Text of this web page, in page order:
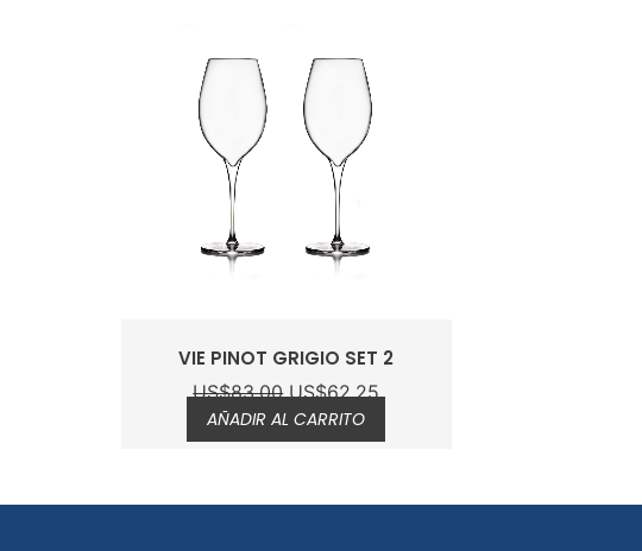
VIE PINOT GRIGIO SET 2
US$83.00 US$62.25
AÑADIR AL CARRITO